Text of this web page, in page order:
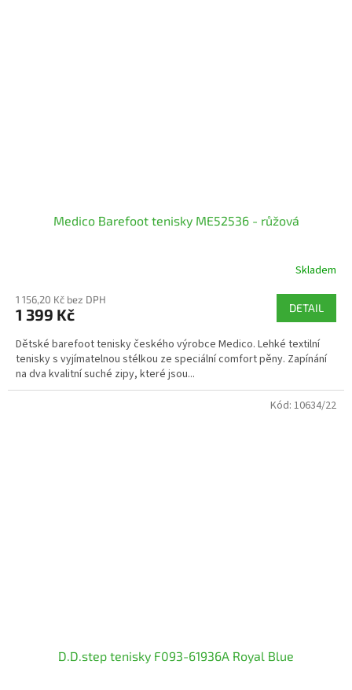
Medico Barefoot tenisky ME52536 - růžová
Skladem
1 156,20 Kč bez DPH
1 399 Kč DETAIL
Dětské barefoot tenisky českého výrobce Medico. Lehké textilní
tenisky s vyjímatelnou stélkou ze speciální comfort pěny. Zapínání
na dva kvalitní suché zipy, které jsou...
D.D.step tenisky F093-61936A Royal Blue
Kód: 10634/22